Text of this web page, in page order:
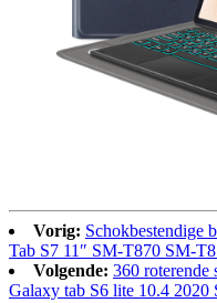
Vorig: Schokbestendige
Tab S7 11″ SM-T870 SM-
Volgende: 360 roterende
Galaxy tab S6 lite 10.4 2020